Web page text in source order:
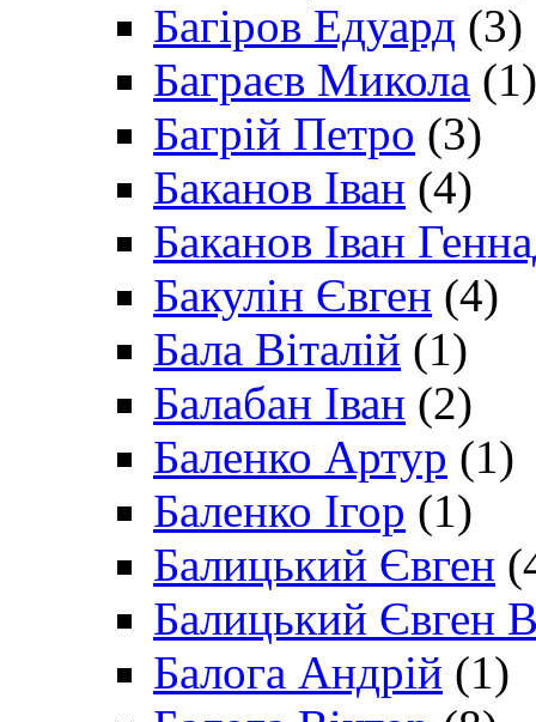
Багіров Едуард (3)
Баграєв Микола (1)
Багрій Петро (3)
Баканов Іван (4)
Баканов Іван
Бакулін Євген (4)
Бала Віталій (1)
Балабан Іван (2)
Баленко Артур (1)
Баленко Ігор (1)
Балицький Євген
Балицький Євген
Балога Андрій (1)